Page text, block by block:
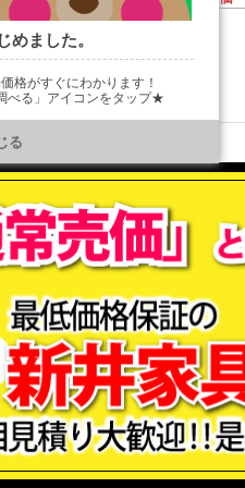
139,000円
159,000円
189,000円
199,000円
めました。
格がすぐにわかります！
べる」アイコンをタップ★
ti/p/@901ptzjz
る